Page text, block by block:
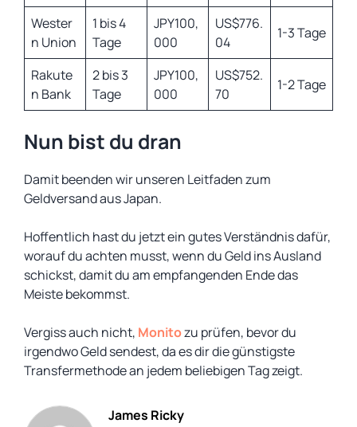
Wester
n Union
1 bis 4
Tage
JPY100,
000
US$776.
04
1-3 Tage
Rakute
n Bank
2 bis 3
Tage
JPY100,
000
US$752.
70
1-2 Tage
Nun bist du dran
Damit beenden wir unseren Leitfaden zum
Geldversand aus Japan.
Hoffentlich hast du jetzt ein gutes Verständnis dafür,
worauf du achten musst, wenn du Geld ins Ausland
schickst, damit du am empfangenden Ende das
Meiste bekommst.
Vergiss auch nicht, Monitozu prüfen, bevor du
irgendwo Geld sendest, da es dir die günstigste
Transfermethode an jedem beliebigen Tag zeigt.
James Ricky